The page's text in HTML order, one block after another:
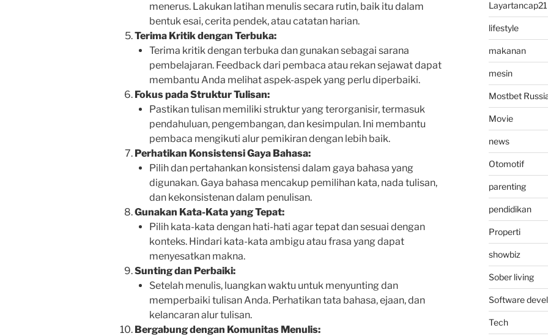
menerus. Lakukan latihan menulis secara rutin, baik itu dalam
bentuk esai, cerita pendek, atau catatan harian.
Terima Kritik dengan Terbuka:
Terima kritik dengan terbuka dan gunakan sebagai sarana
pembelajaran. Feedback dari pembaca atau rekan sejawat dapat
membantu Anda melihat aspek-aspek yang perlu diperbaiki.
Fokus pada Struktur Tulisan:
Pastikan tulisan memiliki struktur yang terorganisir, termasuk
pendahuluan, pengembangan, dan kesimpulan. Ini membantu
pembaca mengikuti alur pemikiran dengan lebih baik.
Perhatikan Konsistensi Gaya Bahasa:
Pilih dan pertahankan konsistensi dalam gaya bahasa yang
digunakan. Gaya bahasa mencakup pemilihan kata, nada tulisan,
dan kekonsistenan dalam penulisan.
Gunakan Kata-Kata yang Tepat:
Pilih kata-kata dengan hati-hati agar tepat dan sesuai dengan
konteks. Hindari kata-kata ambigu atau frasa yang dapat
menyesatkan makna.
Sunting dan Perbaiki:
Setelah menulis, luangkan waktu untuk menyunting dan
memperbaiki tulisan Anda. Perhatikan tata bahasa, ejaan, dan
kelancaran alur tulisan.
Bergabung dengan Komunitas Menulis:
Layartancap21
lifestyle
makanan
mesin
Mostbet
Movie
news
Otomotif
parenting
pendidikan
Properti
showbiz
Sober living
Software
Tech